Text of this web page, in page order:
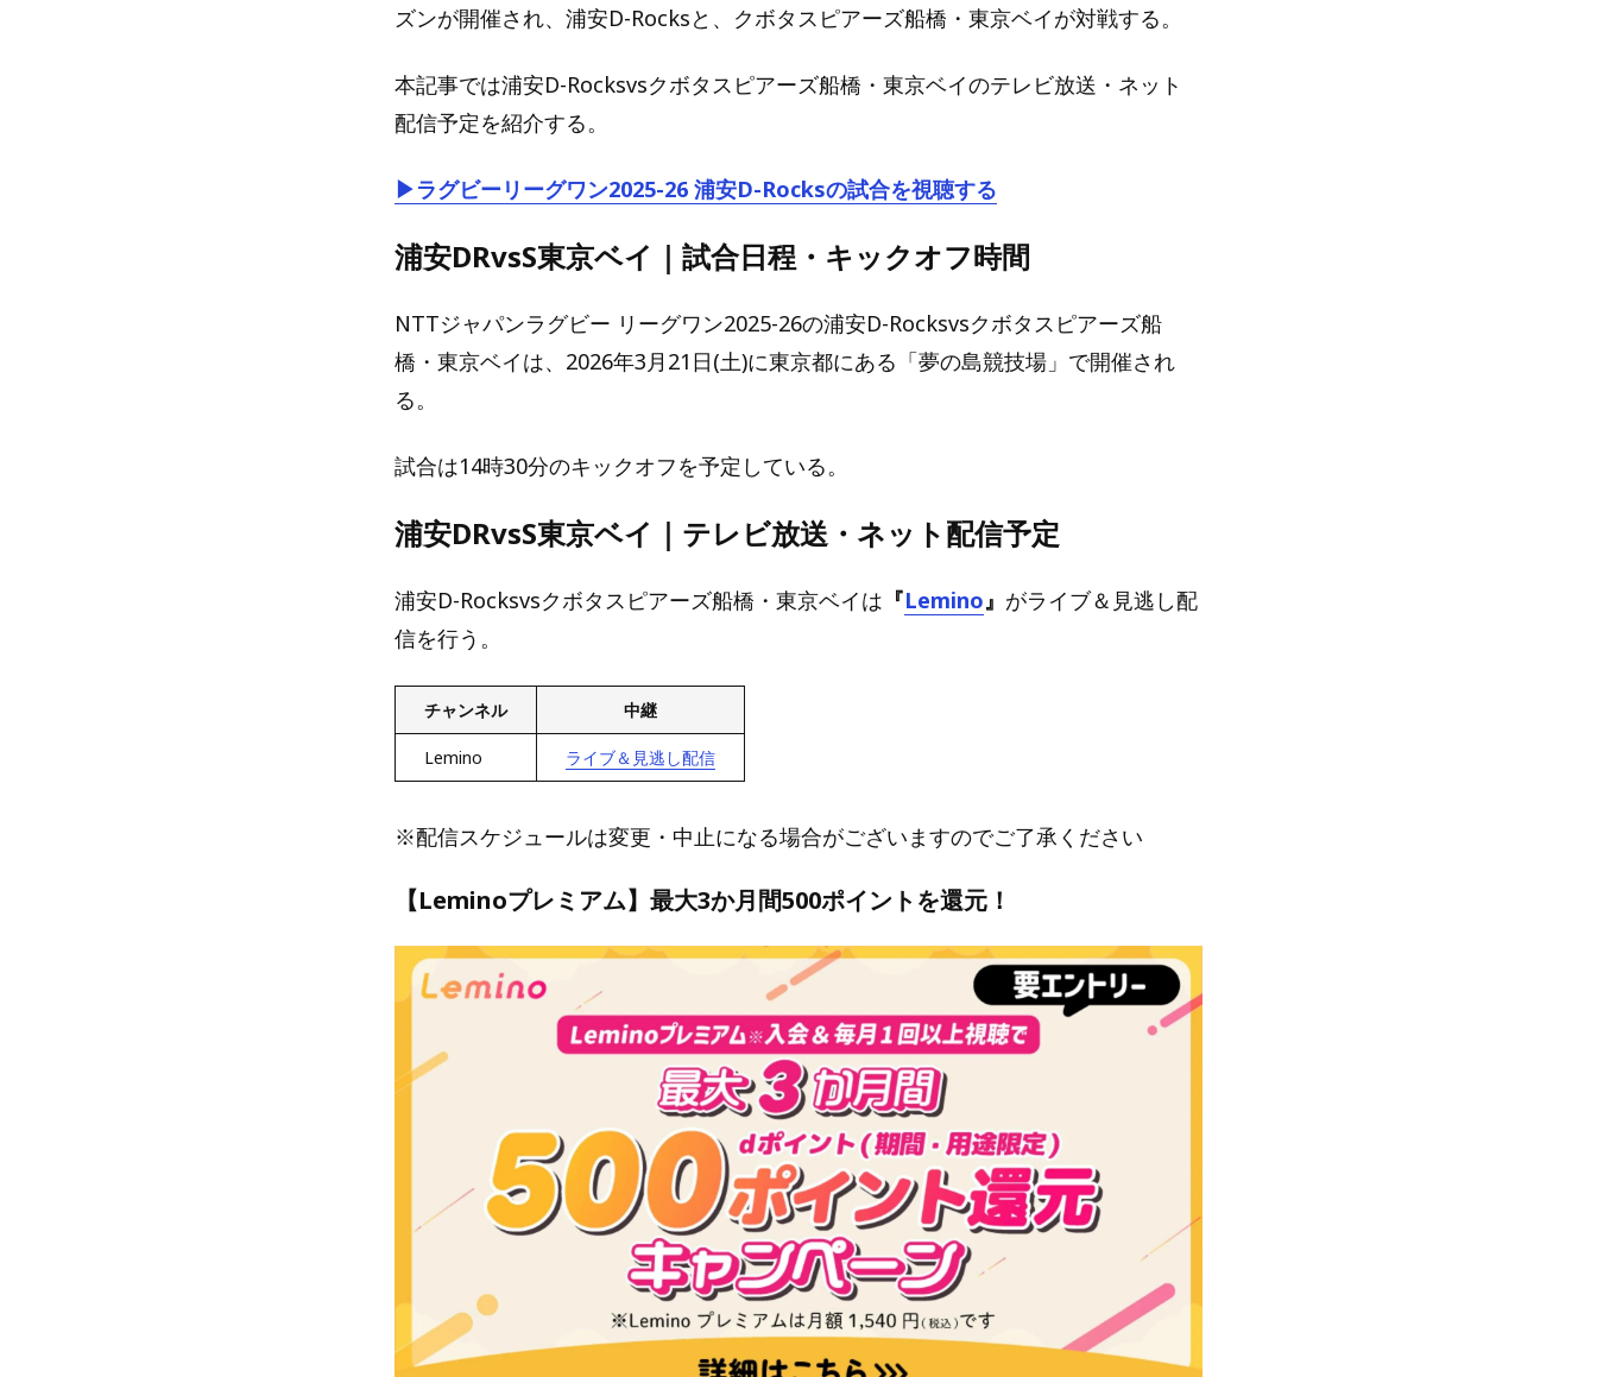
ズンが開催され、浦安D-Rocksと、クボタスピアーズ船橋・東京ベイが対戦する。
本記事では浦安D-Rocksvsクボタスピアーズ船橋・東京ベイのテレビ放送・ネット
配信予定を紹介する。
▶ラグビーリーグワン2025-26 浦安D-Rocksの試合を視聴する
浦安DRvsS東京ベイ｜試合日程・キックオフ時間
NTTジャパンラグビー リーグワン2025-26の浦安D-Rocksvsクボタスピアーズ船
橋・東京ベイは、2026年3月21日(土)に東京都にある「夢の島競技場 」で開催され
る。
試合は14時30分のキックオフを予定している。
浦安DRvsS東京ベイ｜テレビ放送・ネット配信予定
浦安D-Rocksvsクボタスピアーズ船橋・東京ベイは 『Lemino 』 がライブ＆見逃し配
信を行う。
チャンネル 中継
Lemino ライブ＆見逃し配信
※配信スケジュールは変更・中止になる場合がございますのでご了承ください
【Leminoプレミアム】最大3か月間500ポイントを還元！